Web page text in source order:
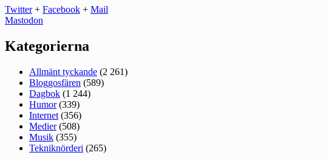
Twitter+ Facebook + Mail
Mastodon
Kategorierna
Allmänt tyckande (2 261)
Bloggosfären (589)
Dagbok (1 244)
Humor(339)
Internet (356)
Medier(508)
Musik (355)
Tekniknörderi (265)